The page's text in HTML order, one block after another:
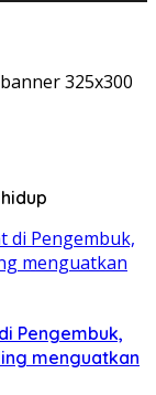
Pengembuk,
menguatkan